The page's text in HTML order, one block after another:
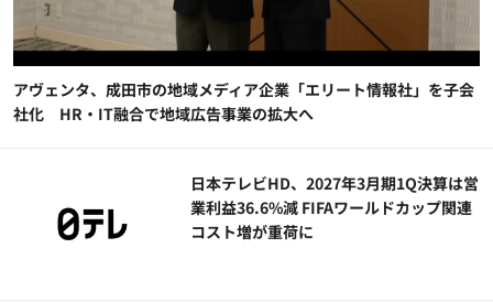
アヴェンタ、成田市の地域メディア企業「エリート情報社」を子会
社化 HR・IT融合で地域広告事業の拡大へ
日本テレビHD、2027年3月期1Q決算は営
業利益36.6%減 FIFAワールドカップ関連
コスト増が重荷に